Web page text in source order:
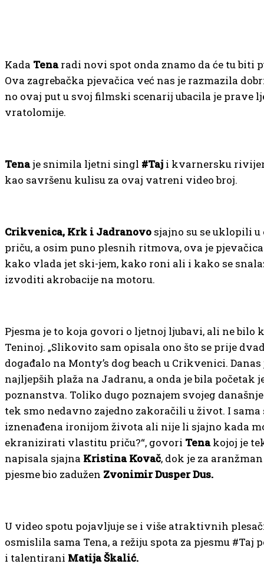
Kada Tenaradi novi spot onda znamo da će tu biti
Ova zagrebačka pjevačica već nas je razmazila
no ovaj put u svoj filmski scenarij ubacila je prave
vratolomije.
Tenaje snimila ljetni singl #Taj i kvarnersku
kao savršenu kulisu za ovaj vatreni video broj.
Crikvenica, Krk i Jadranovo sjajno su se uklopili u
priču, a osim puno plesnih ritmova, ova je
kako vlada jet ski-jem, kako roni ali i kako se
izvoditi akrobacije na motoru.
Pjesma je to koja govori o ljetnoj ljubavi, ali ne bilo
Teninoj. „Slikovito sam opisala ono što se prije
događalo na Monty’s dog beach u Crikvenici.
najljepših plaža na Jadranu, a onda je bila početak
poznanstva. Toliko dugo poznajem svojeg
tek smo nedavno zajedno zakoračili u život. I sama
iznenađena ironijom života ali nije li sjajno kada
ekranizirati vlastitu priču?“, govori Tenakojoj je
napisala sjajna Kristina Kovač, dok je za
pjesme bio zadužen Zvonimir Dusper Dus.
U video spotu pojavljuje se i više atraktivnih
osmislila sama Tena, a režiju spota za pjesmu #Taj
i talentirani Matija Škalić.